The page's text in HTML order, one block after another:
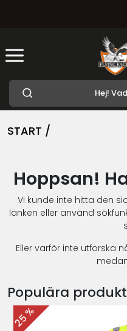
START /
Hoppsan!
Vi kunde inte hitta den
länken eller använd
Eller varför inte utforska
Populära
25 %